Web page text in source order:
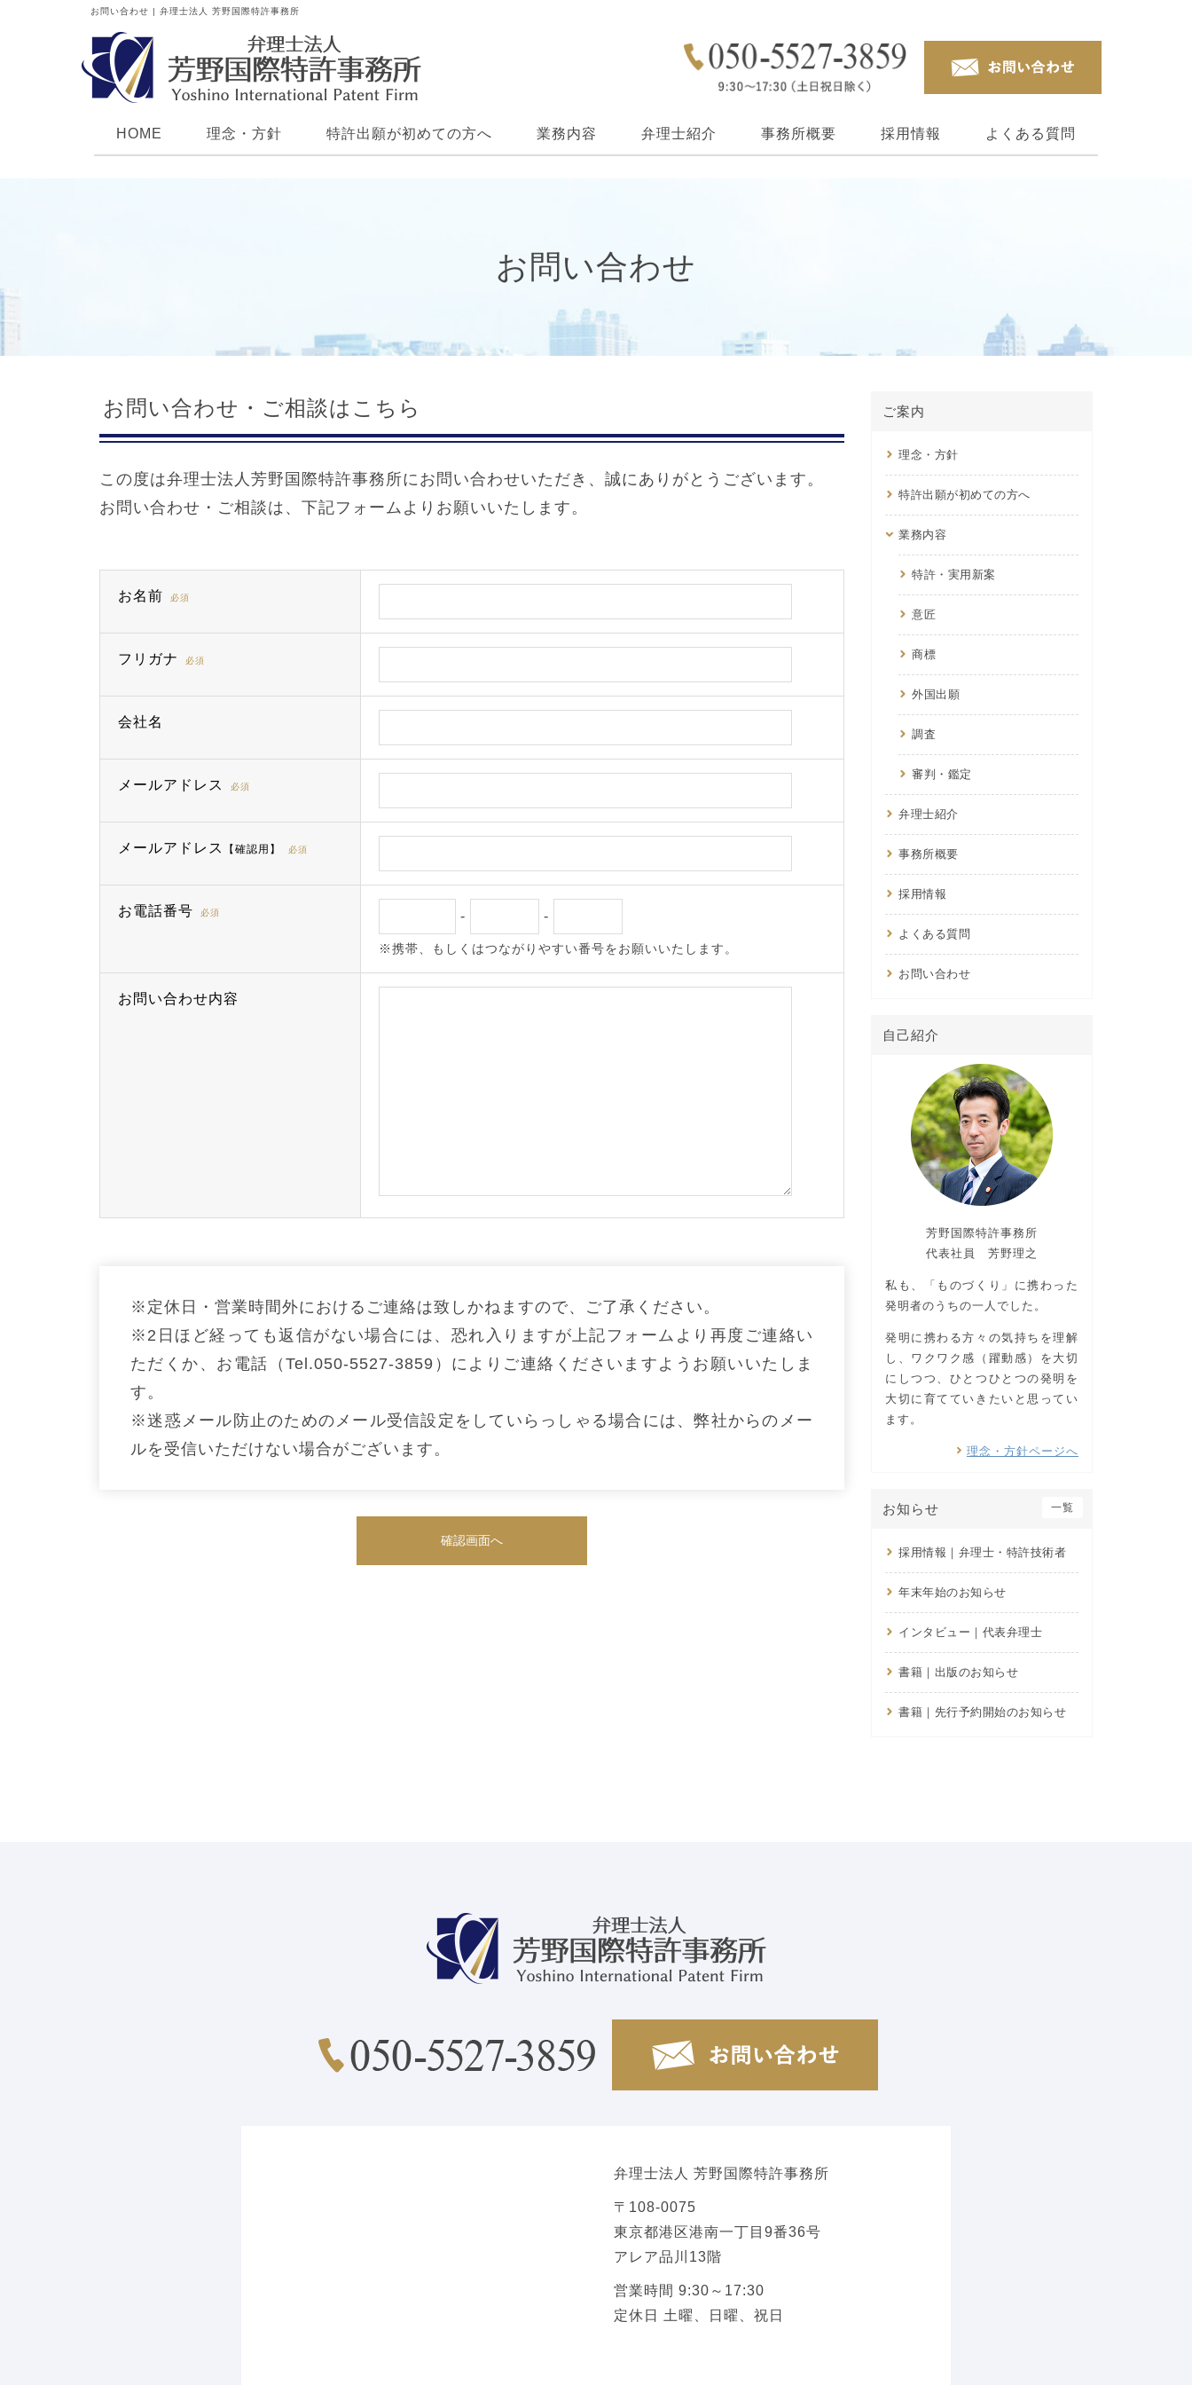
お問い合わせ | 弁理士法人 芳野国際特許事務所
HOME 理念・方針 特許出願が初めての方へ 業務内容 弁理士紹介 事務所概要 採用情報 よくある質問
お問い合わせ
お問い合わせ・ご相談はこちら
この度は弁理士法人芳野国際特許事務所にお問い合わせいただき、誠にありがとうございます。
お問い合わせ・ご相談は、下記フォームよりお願いいたします。
お名前 必須
フリガナ 必須
会社名
メールアドレス 必須
メールアドレス 【確認用】 必須
お電話番号 必須 - -
※携帯、もしくはつながりやすい番号をお願いいたします。
お問い合わせ内容
※定休日・営業時間外におけるご連絡は致しかねますので、ご了承ください。
※2日ほど経っても返信がない場合には、恐れ入りますが上記フォームより再度ご連絡い
ただくか、お電話（Tel.050-5527-3859）によりご連絡くださいますようお願いいたしま
す。
※迷惑メール防止のためのメール受信設定をしていらっしゃる場合には、弊社からのメー
ルを受信いただけない場合がございます。
ご案内
理念・方針
特許出願が初めての方へ
業務内容
特許・実用新案
意匠
商標
外国出願
調査
審判・鑑定
弁理士紹介
事務所概要
採用情報
よくある質問
お問い合わせ
自己紹介
芳野国際特許事務所
代表社員 芳野理之
私も、「ものづくり」に携わった
発明者のうちの一人でした。
発明に携わる方々の気持ちを理解
し、ワクワク感（躍動感）を大切
にしつつ、ひとつひとつの発明を
大切に育てていきたいと思ってい
ます。
理念・方針ページへ
お知らせ 一覧
採用情報｜弁理士・特許技術者
年末年始のお知らせ
インタビュー｜代表弁理士
書籍｜出版のお知らせ
書籍｜先行予約開始のお知らせ
弁理士法人 芳野国際特許事務所
〒108-0075
東京都港区港南一丁目9番36号
アレア品川13階
営業時間 9:30～17:30
定休日 土曜、日曜、祝日